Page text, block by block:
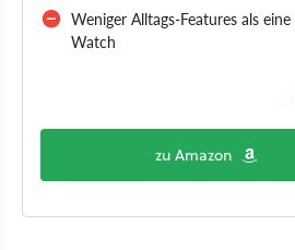
Weniger Alltags-Features als
Watch
zu Amazon